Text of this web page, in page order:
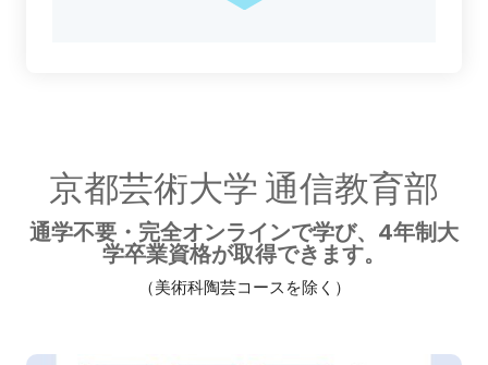
京都芸術大学 通信教育部
通学不要・完全オンラインで学び、4年制大
学卒業資格が取得できます。
（美術科陶芸コースを除く）